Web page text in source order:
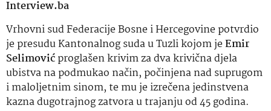
Interview.ba
Vrhovni sud Federacije Bosne i Hercegovine potvrdio
je presudu Kantonalnog suda u Tuzli kojom jeEmir
Selimovićproglašen krivim za dva krivična djela
ubistva na podmukao način, počinjena nad suprugom
i maloljetnim sinom, te mu je izrečena jedinstvena
kazna dugotrajnog zatvora u trajanju od 45 godina.